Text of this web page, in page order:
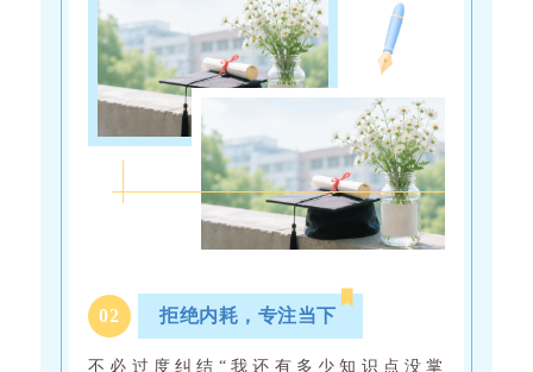
02 拒绝内耗，专注当下
不必过度纠结“我还有多少知识点没掌